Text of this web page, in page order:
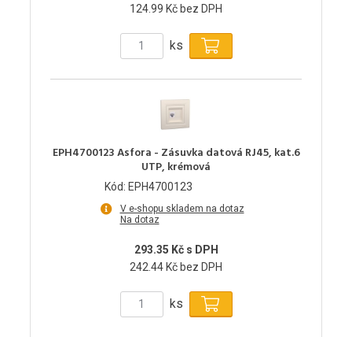
124.99 Kč bez DPH
ks
EPH4700123 Asfora - Zásuvka datová RJ45, kat.6
UTP, krémová
Kód: EPH4700123
V e-shopu skladem na dotaz
Na dotaz
293.35 Kč s DPH
242.44 Kč bez DPH
ks